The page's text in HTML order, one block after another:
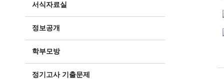
서식자료실
정보공개
학부모방
정기고사 기출문제